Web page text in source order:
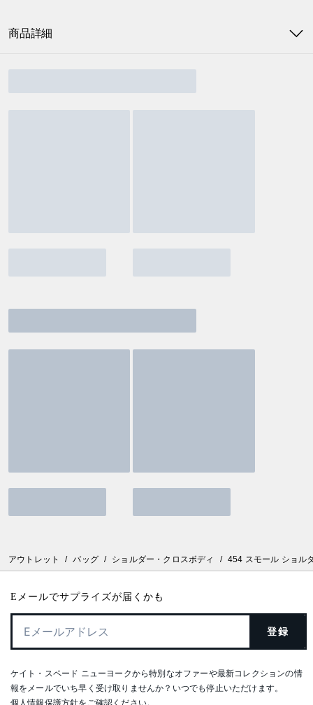
商品詳細
アウトレット / バッグ / ショルダー・クロスボディ / 454 スモール ショル
Eメールでサプライズが届くかも
登録
ケイト・スペード ニューヨークから特別なオファーや最新コレクションの情
報をメールでいち早く受け取りませんか？いつでも停止いただけます。
個人情報保護方針をご確認ください。